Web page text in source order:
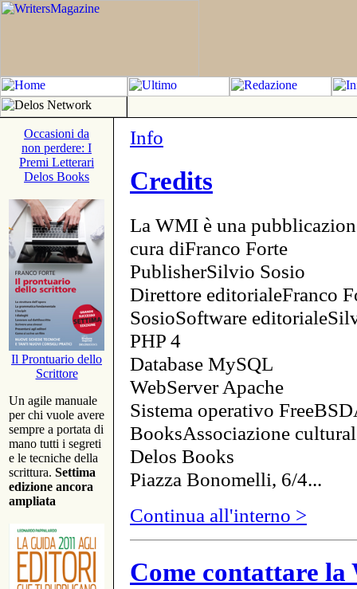
Occasioni da
non perdere: I
Premi Letterari
Delos Books
Il Prontuario dello
Scrittore
Un agile manuale
per chi vuole avere
sempre a portata di
mano tutti i segreti
e le tecniche della
scrittura. Settima
edizione ancora
ampliata
Info
Credits
La WMI è una
cura diFranco Forte
PublisherSilvio Sosio
Direttore editorialeFranco
SosioSoftware
PHP 4
Database MySQL
WebServer Apache
Sistema operativo
BooksAssociazione
Delos Books
Piazza Bonomelli, 6/4...
Continua all'interno >
Come contattare